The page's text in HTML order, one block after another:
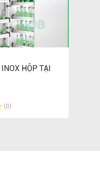
HỘP TẠI
(0)